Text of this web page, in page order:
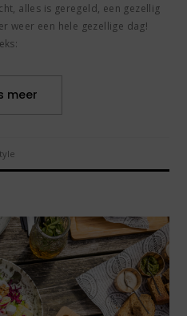
alles is geregeld, een gezellig
weer een hele gezellige dag!
meer